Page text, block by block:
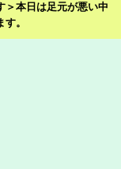
＞本日は足元が悪い中
。